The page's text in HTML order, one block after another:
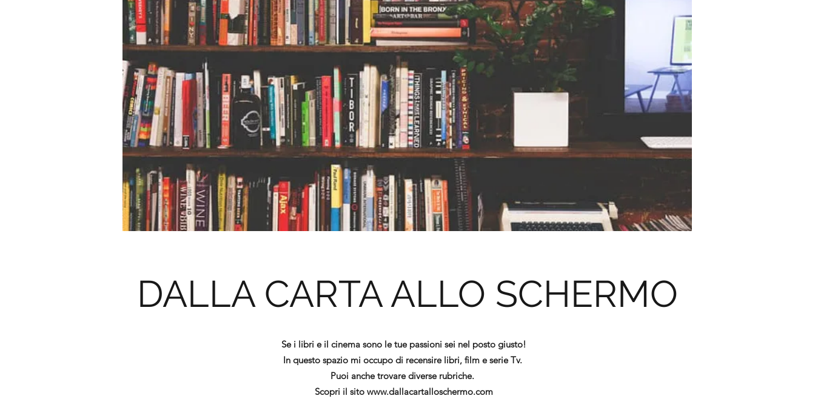
DALLA CARTA ALLO SCHERMO
Se i libri e il cinema sono le tue passioni sei nel posto giusto!
In questo spazio mi occupo di recensire libri, film e serie Tv.
Puoi anche trovare diverse rubriche.
Scopri il sito www.dallacartalloschermo.com